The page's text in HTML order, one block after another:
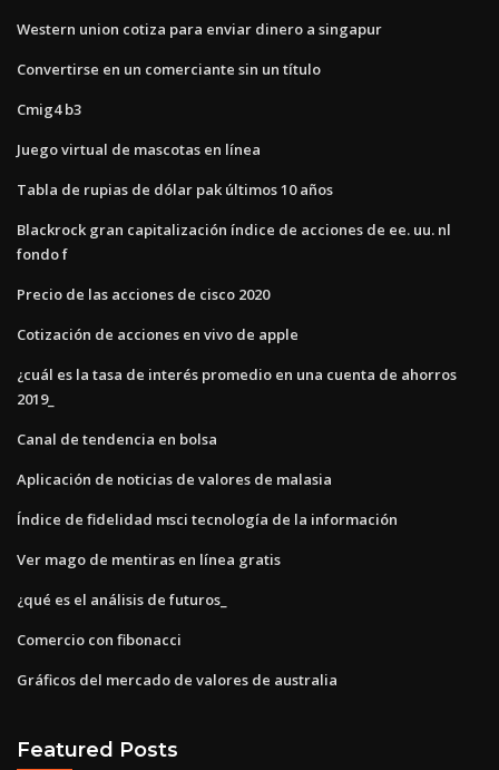
Western union cotiza para enviar dinero a singapur
Convertirse en un comerciante sin un título
Cmig4 b3
Juego virtual de mascotas en línea
Tabla de rupias de dólar pak últimos 10 años
Blackrock gran capitalización índice de acciones de ee. uu. nl
fondo f
Precio de las acciones de cisco 2020
Cotización de acciones en vivo de apple
¿cuál es la tasa de interés promedio en una cuenta de ahorros
2019_
Canal de tendencia en bolsa
Aplicación de noticias de valores de malasia
Índice de fidelidad msci tecnología de la información
Ver mago de mentiras en línea gratis
¿qué es el análisis de futuros_
Comercio con fibonacci
Gráficos del mercado de valores de australia
Featured Posts